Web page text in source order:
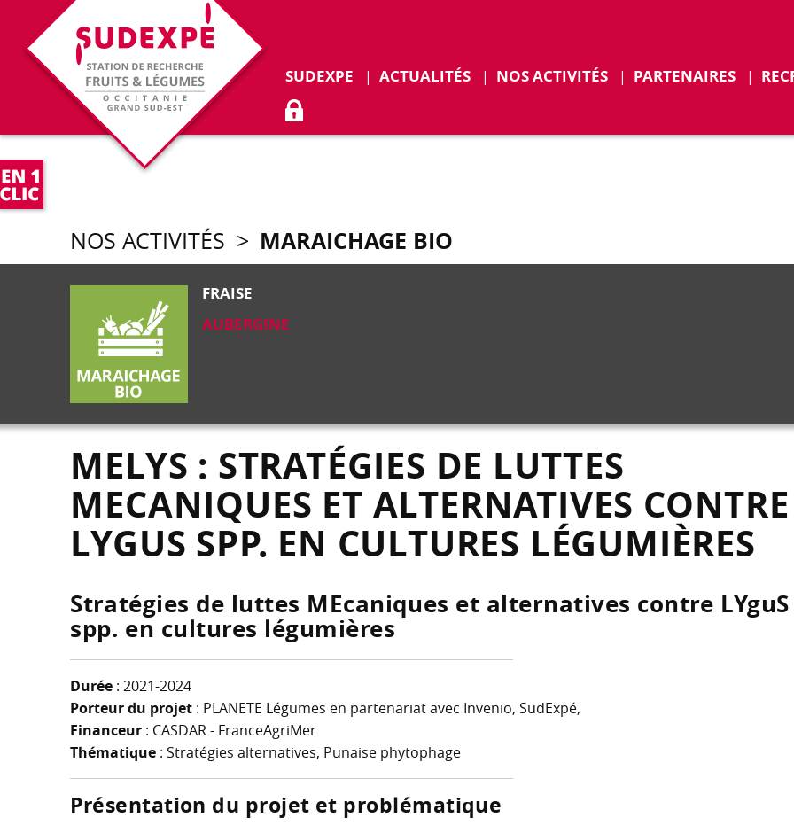
SUDEXPE Déplier
ACTUALITÉS NOS ACTIVITÉS Déplier
PARTENAIRES
ACCÈS ADHÉRENTS
NOS ACTIVITÉS > MARAICHAGE BIO
FRAISE
AUBERGINE
MELYS : STRATÉGIES DE LUTTES
MECANIQUES ET ALTERNATIVES CONTRE
LYGUS SPP. EN CULTURES LÉGUMIÈRES
Stratégies de luttes MEcaniques et alternatives contre LYguS
spp. en cultures légumières
Durée : 2021-2024
Porteur du projet : PLANETE Légumes en partenariat avec Invenio, SudExpé,
Financeur : CASDAR - FranceAgriMer
Thématique : Stratégies alternatives, Punaise phytophage
Présentation du projet et problématique